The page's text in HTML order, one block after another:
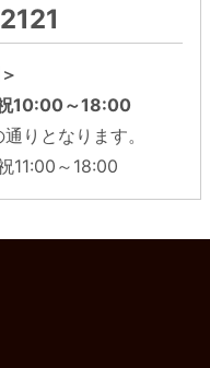
10:00～18:00
りとなります。
11:00～18:00